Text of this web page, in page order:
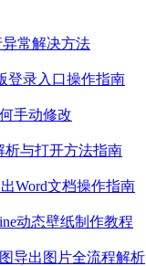
异常解决方法
登录入口操作指南
手动修改
析与打开方法指南
Word文档操作指南
动态壁纸制作教程
导出图片全流程解析